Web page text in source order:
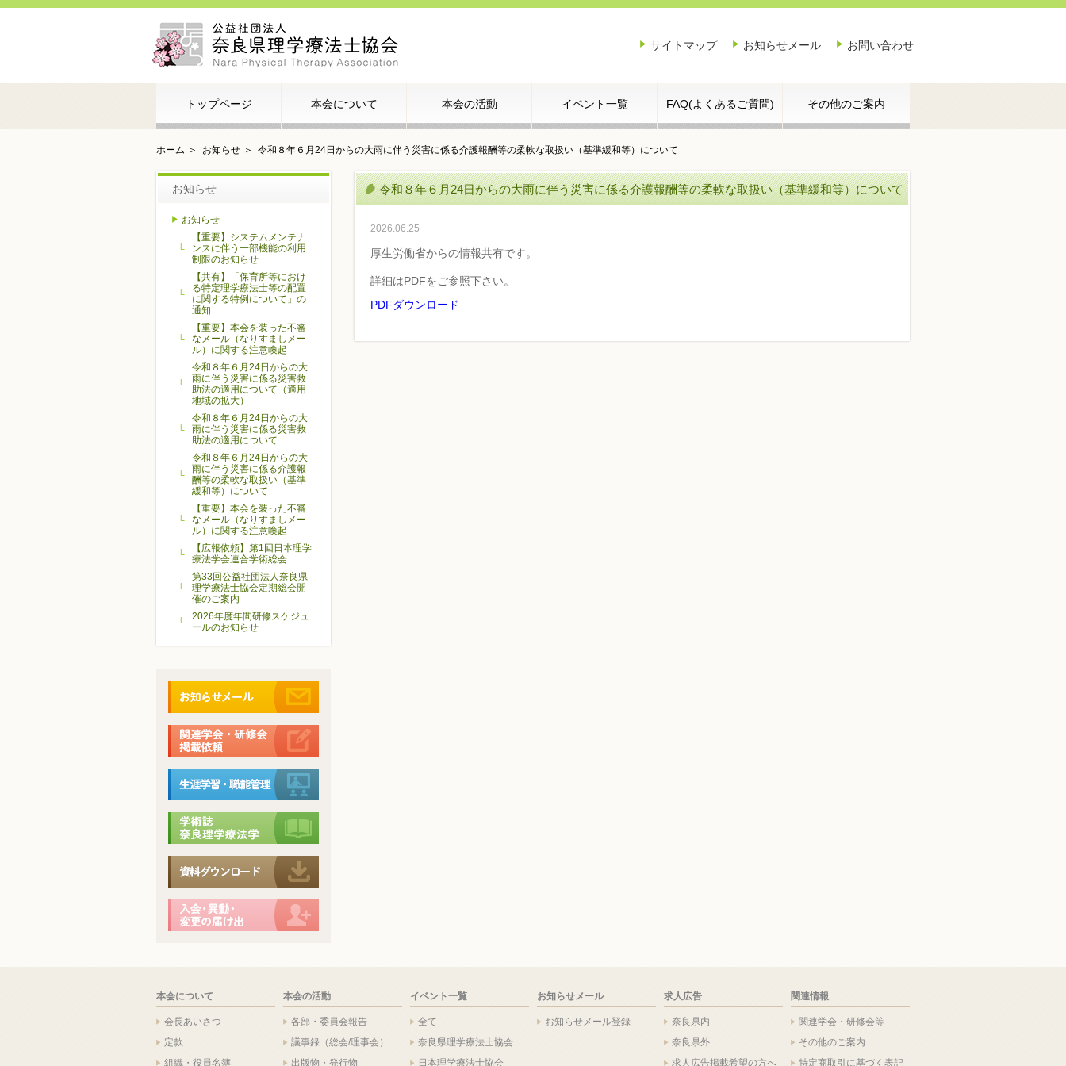
お問い合わせ
お知らせメール
サイトマップ
トップページ 本会について 本会の活動 イベント一覧 FAQ(よくあるご質問) その他のご案内
ホーム お知らせ 令和８年６月24日からの大雨に伴う災害に係る介護報酬等の柔軟な取扱い（基準緩和等）について
令和８年６月24日からの大雨に伴う災害に係る介護報酬等の柔軟な取扱い（基準緩和等）について
2026.06.25
厚生労働省からの情報共有です。
詳細はPDFをご参照下さい。
PDFダウンロード
お知らせ
お知らせ
【重要】システムメンテナ
ンスに伴う一部機能の利用
制限のお知らせ
【共有】「保育所等におけ
る特定理学療法士等の配置
に関する特例について」の
通知
【重要】本会を装った不審
なメール（なりすましメー
ル）に関する注意喚起
令和８年６月24日からの大
雨に伴う災害に係る災害救
助法の適用について（適用
地域の拡大）
令和８年６月24日からの大
雨に伴う災害に係る災害救
助法の適用について
令和８年６月24日からの大
雨に伴う災害に係る介護報
酬等の柔軟な取扱い（基準
緩和等）について
【重要】本会を装った不審
なメール（なりすましメー
ル）に関する注意喚起
【広報依頼】第1回日本理学
療法学会連合学術総会
第33回公益社団法人奈良県
理学療法士協会定期総会開
催のご案内
2026年度年間研修スケジュ
ールのお知らせ
本会について
会長あいさつ
定款
組織・役員名簿
本会の活動
各部・委員会報告
議事録（総会/理事会）
出版物・発行物
イベント一覧
全て
奈良県理学療法士協会
日本理学療法士協会
お知らせメール
お知らせメール登録
求人広告
奈良県内
奈良県外
求人広告掲載希望の方へ
関連情報
関連学会・研修会等
その他のご案内
特定商取引に基づく表記